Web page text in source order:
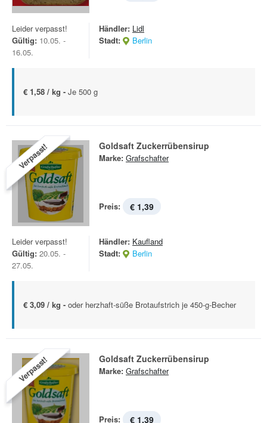
Leider verpasst!
Gültig: 10.05. -
16.05.
Händler: Lidl
Stadt:
Berlin
€ 1,58 / kg - Je 500 g
Verpasst! Goldsaft Zuckerrübensirup
Marke: Grafschafter
Preis: € 1,39
Leider verpasst!
Gültig: 20.05. -
27.05.
Händler: Kaufland
Stadt:
Berlin
€ 3,09 / kg - oder herzhaft-süße Brotaufstrich je 450-g-Becher
Verpasst! Goldsaft Zuckerrübensirup
Marke: Grafschafter
Preis: € 1,39